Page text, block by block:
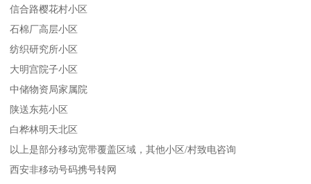
信合路樱花村小区
石棉厂高层小区
纺织研究所小区
大明宫院子小区
中储物资局家属院
陕送东苑小区
白桦林明天北区
以上是部分移动宽带覆盖区域，其他小区/村致电咨询
西安非移动号码携号转网